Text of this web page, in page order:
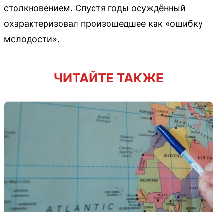
столкновением. Спустя годы осуждённый
охарактеризовал произошедшее как «ошибку
молодости».
ЧИТАЙТЕ ТАКЖЕ